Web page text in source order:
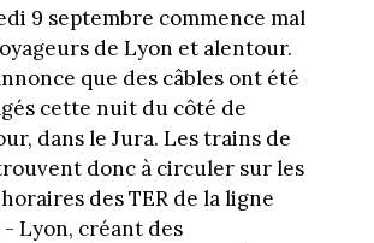
9 septembre commence mal
de Lyon et alentour.
que des câbles ont été
cette nuit du côté de
dans le Jura. Les trains de
donc à circuler sur les
des TER de la ligne
Lyon, créant des